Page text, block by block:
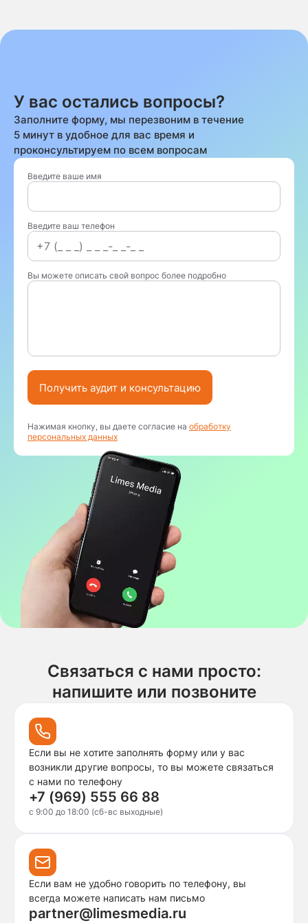
У вас остались вопросы?
Заполните форму, мы перезвоним в течение
5 минут в удобное для вас время и
проконсультируем по всем вопросам
Введите ваше имя
Введите ваш телефон
Вы можете описать свой вопрос более подробно
Получить аудит и консультацию
Нажимая кнопку, вы даете согласие на обработку
персональных данных
Связаться с нами просто:
напишите или позвоните
Если вы не хотите заполнять форму или у вас
возникли другие вопросы, то вы можете связаться
с нами по телефону
+7 (969) 555 66 88
c 9:00 до 18:00 (сб-вс выходные)
Если вам не удобно говорить по телефону, вы
всегда можете написать нам письмо
partner@limesmedia.ru